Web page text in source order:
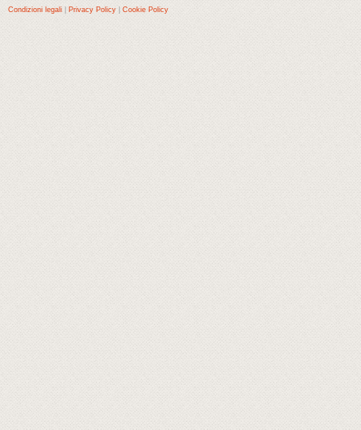
Condizioni legali
Privacy Policy Cookie Policy